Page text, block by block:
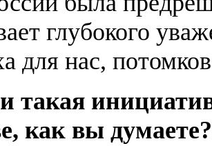
глубокого
для нас,
такая
как вы думаете?